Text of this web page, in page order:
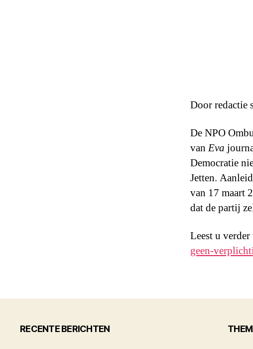
Door redactie
De NPO
vanEva
Democratie
Jetten.
van 17 maart
dat de partij
Leest u verder
geen-
RECENTE BERICHTEN